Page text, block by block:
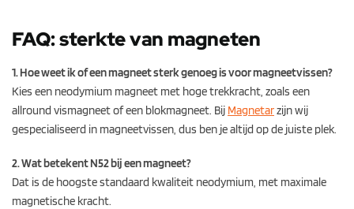
FAQ: sterkte van magneten
1. Hoe weet ik of een magneet sterk genoeg is voor magneetvissen?
Kies een neodymium magneet met hoge trekkracht, zoals een
allround vismagneet of een blokmagneet. Bij Magnetarzijn wij
gespecialiseerd in magneetvissen, dus ben je altijd op de juiste plek.
2. Wat betekent N52 bij een magneet?
Dat is de hoogste standaard kwaliteit neodymium, met maximale
magnetische kracht.